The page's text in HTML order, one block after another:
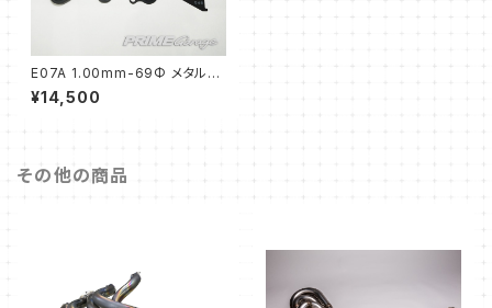
E07A 1.00mm-69Φ メタルヘ
ッドガスケット
¥14,500
その他の商品